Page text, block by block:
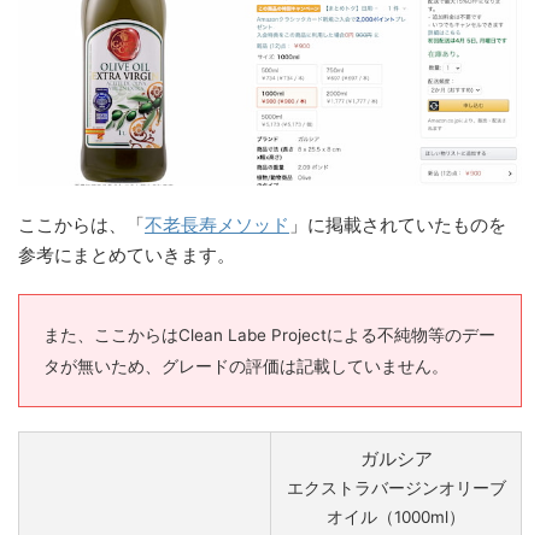
ここからは、「不老長寿メソッド 」に掲載されていたものを
参考にまとめていきます。
また、ここからはClean Labe Projectによる不純物等のデー
タが無いため、グレードの評価は記載していません。
ガルシア
エクストラバージンオリーブ
オイル（1000ml）